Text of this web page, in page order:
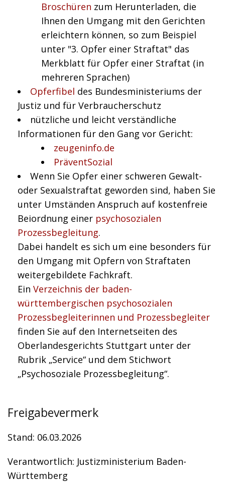
Broschüren zum Herunterladen, die
Ihnen den Umgang mit den Gerichten
erleichtern können, so zum Beispiel
unter "3. Opfer einer Straftat" das
Merkblatt für Opfer einer Straftat (in
mehreren Sprachen)
Opferfibel des Bundesministeriums der
Justiz und für Verbraucherschutz
nützliche und leicht verständliche
Informationen für den Gang vor Gericht:
zeugeninfo.de
PräventSozial
Wenn Sie Opfer einer schweren Gewalt-
oder Sexualstraftat geworden sind, haben Sie
unter Umständen Anspruch auf kostenfreie
Beiordnung einer psychosozialen
Prozessbegleitung.
Dabei handelt es sich um eine besonders für
den Umgang mit Opfern von Straftaten
weitergebildete Fachkraft.
Ein Verzeichnis der baden-
württembergischen psychosozialen
Prozessbegleiterinnen und Prozessbegleiter
finden Sie auf den Internetseiten des
Oberlandesgerichts Stuttgart unter der
Rubrik „Service“ und dem Stichwort
„Psychosoziale Prozessbegleitung“.
Freigabevermerk
Stand: 06.03.2026
Verantwortlich: Justizministerium Baden-
Württemberg